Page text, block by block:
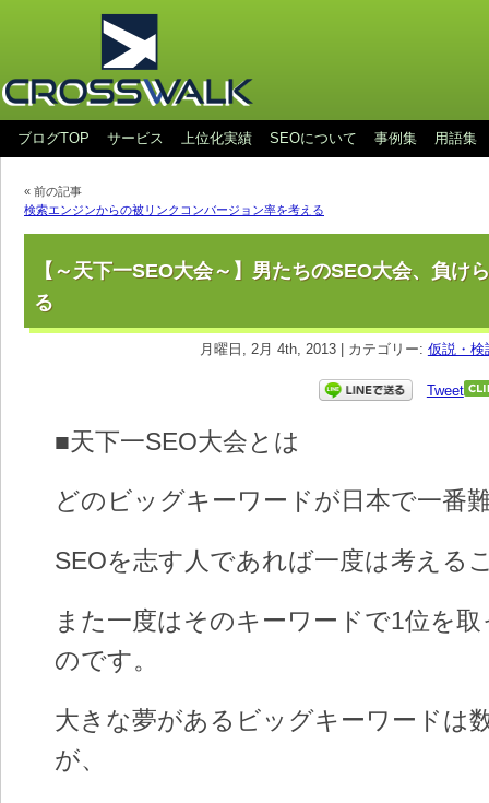
ブログTOP サービス 上位化実績 SEOについて 事例集 用語集
« 前の記事
検索エンジンからの被リンクコンバージョン率を考える
【～天下一SEO大会～】男たちのSEO大会、負け
る
月曜日, 2月 4th, 2013 | カテゴリー: 仮説・検
Tweet
■天下一SEO大会とは
どのビッグキーワードが日本で一番
SEOを志す人であれば一度は考える
また一度はそのキーワードで1位を
のです。
大きな夢があるビッグキーワードは
が、